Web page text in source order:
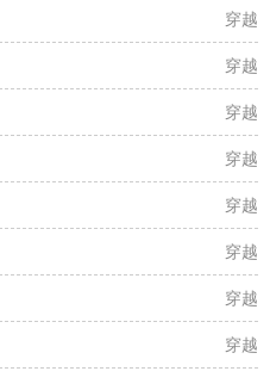
穿越
穿越
穿越
穿越
穿越
穿越
穿越
穿越